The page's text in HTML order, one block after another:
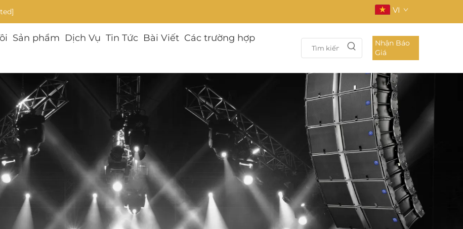
VI
Sản phẩm Dịch Vụ Tin Tức Bài Viết Các trường hợp
Nhận Báo
Giá